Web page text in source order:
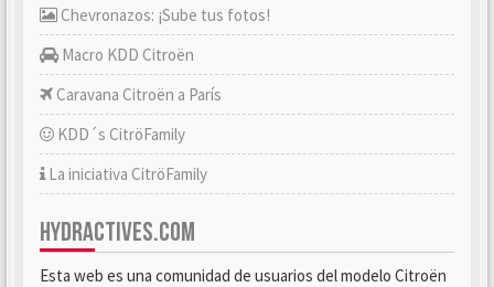
Chevronazos: ¡Sube tus fotos!
Macro KDD Citroën
Caravana Citroën a París
KDD´s CitröFamily
La iniciativa CitröFamily
HYDRACTIVES.COM
Esta web es una comunidad de usuarios del modelo Citroën